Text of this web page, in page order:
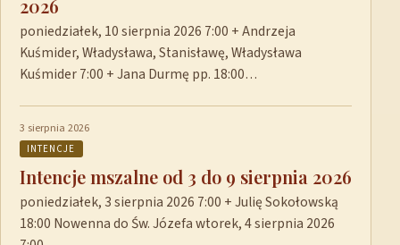
2026
poniedziałek, 10 sierpnia 2026 7:00 + Andrzeja
Kuśmider, Władysława, Stanisławę, Władysława
Kuśmider 7:00 + Jana Durmę pp. 18:00…
3 sierpnia 2026
INTENCJE
Intencje mszalne od 3 do 9 sierpnia 2026
poniedziałek, 3 sierpnia 2026 7:00 + Julię Sokołowską
18:00 Nowenna do Św. Józefa wtorek, 4 sierpnia 2026